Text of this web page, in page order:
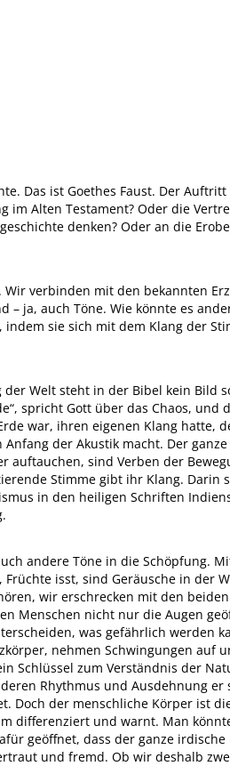
Das ist Goethes Faust. Der
im Alten Testament? Oder die
denken? Oder an die
verbinden mit den bekannten
– ja, auch Töne. Wie könnte es
sie sich mit dem Klang der
Welt steht in der Bibel kein Bild
spricht Gott über das Chaos, und
war, ihren eigenen Klang hatte,
der Akustik macht. Der
auftauchen, sind Verben der
Stimme gibt ihr Klang. Darin
in den heiligen Schriften
andere Töne in die Schöpfung.
isst, sind Geräusche in der
wir erschrecken mit den
Menschen nicht nur die Augen
was gefährlich werden
nehmen Schwingungen auf
Schlüssel zum Verständnis der
Rhythmus und Ausdehnung er
Doch der menschliche Körper ist
differenziert und warnt. Man
geöffnet, dass der ganze
und fremd. Ob wir deshalb